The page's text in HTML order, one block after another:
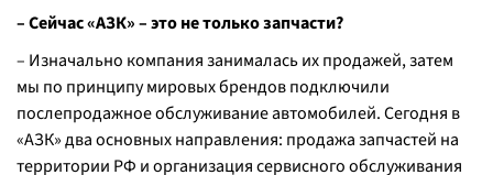
– Сейчас «АЗК» – это не только запчасти?
– Изначально компания занималась их продажей, затем
мы по принципу мировых брендов подключили
послепродажное обслуживание автомобилей. Сегодня в
«АЗК» два основных направления: продажа запчастей на
территории РФ и организация сервисного обслуживания